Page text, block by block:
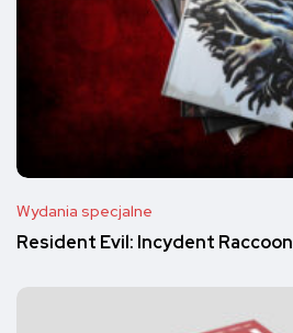
Wydania specjalne
Resident Evil: Incydent